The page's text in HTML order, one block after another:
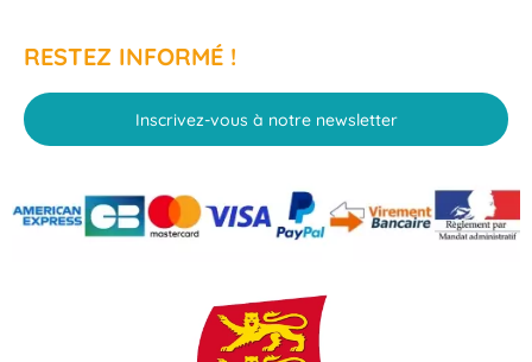
RESTEZ INFORMÉ !
Inscrivez-vous à notre newsletter